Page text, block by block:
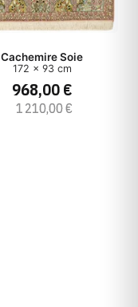
Cachemire Soie
172 x 93 cm
968,00 €
1 210,00 €